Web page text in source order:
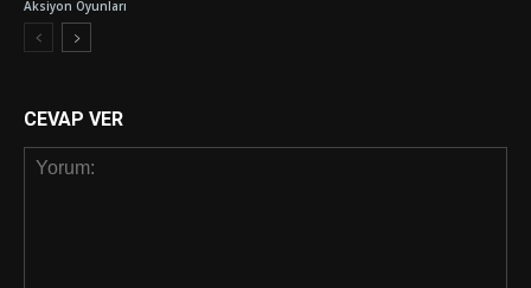
Aksiyon Oyunları
CEVAP VER